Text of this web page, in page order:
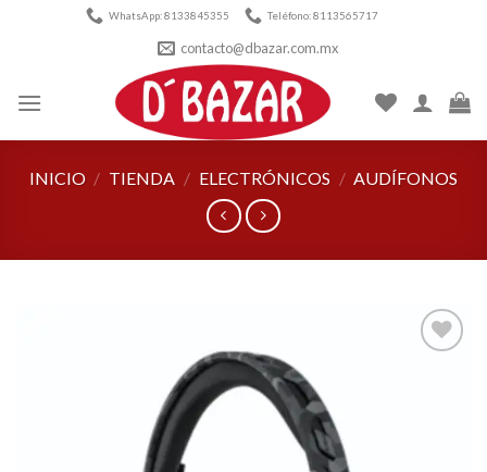
WhatsApp: 8133845355 Teléfono: 8113565717
contacto@dbazar.com.mx
INICIO / TIENDA / ELECTRÓNICOS / AUDÍFONOS